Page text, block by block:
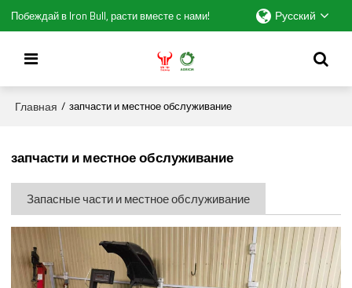
Побеждай в Iron Bull, расти вместе с нами! Русский
Главная / запчасти и местное обслуживание
запчасти и местное обслуживание
Запасные части и местное обслуживание